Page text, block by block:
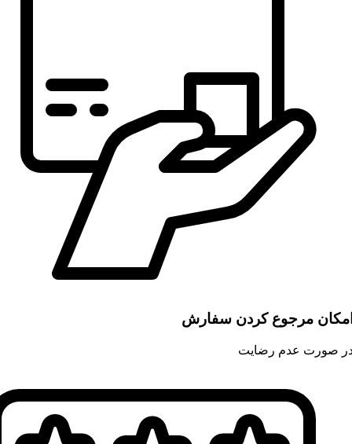
مرجوع کردن سفارش
صورت عدم رضایت